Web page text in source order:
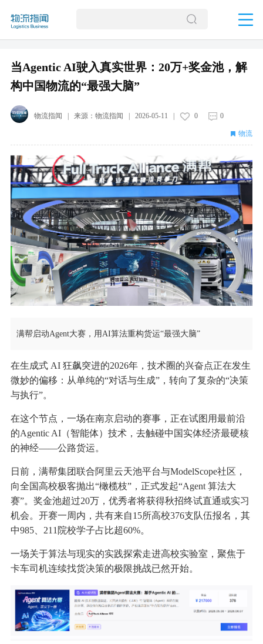
当Agentic AI驶入真实世界：20万+奖金池，解
构中国物流的“最强大脑”
物流指闻 | 来源： 物流指闻 2026-05-11 0 0
物流
满帮启动Agent大赛，用AI算法重构货运“最强大脑”
在生成式 AI 狂飙突进的2026年，技术圈的兴奋点正在发生
微妙的偏移：从单纯的“对话与生成”，转向了复杂的“决策
与执行”。
在这个节点，一场在南京启动的赛事，正在试图用最前沿
的Agentic AI（智能体）技术，去触碰中国实体经济最硬核
的神经——公路货运。
日前，满帮集团联合阿里云天池平台与ModelScope社区，
向全国高校极客抛出“橄榄枝”，正式发起“Agent 算法大
赛”。奖金池超过20万，优秀者将获得秋招终试直通或实习
机会。开赛一周内，共有来自15所高校376支队伍报名，其
中985、211院校学子占比超60%。
一场关于算法与现实的实践探索走进高校实验室，聚焦于
卡车司机连续找货决策的极限挑战已然开始。